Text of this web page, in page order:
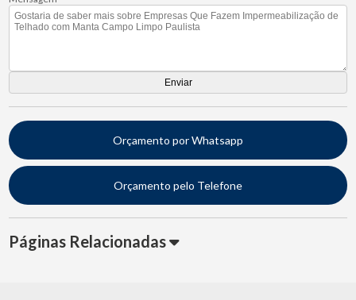
Orçamento por Whatsapp
Orçamento pelo Telefone
Páginas Relacionadas